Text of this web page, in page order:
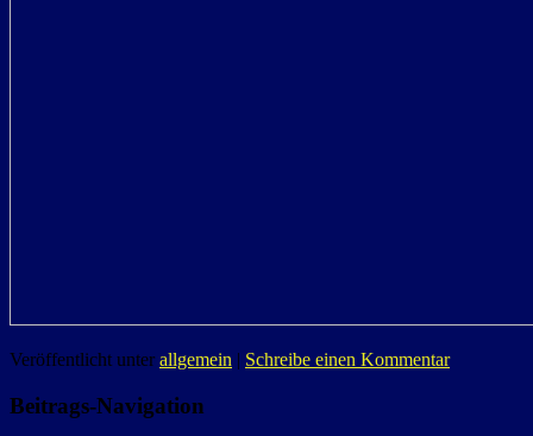
Veröffentlicht unter allgemein | Schreibe einen Kommentar
Beitrags-Navigation